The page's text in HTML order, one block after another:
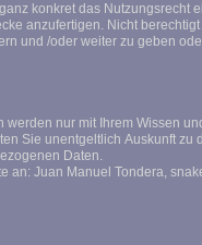
konkret das Nutzungsrecht ein,
Nicht berechtigt sind Sie
weiter zu geben oder gar selbst zu
nur mit Ihrem Wissen und Ihrer
unentgeltlich Auskunft zu den über Sie
Daten.